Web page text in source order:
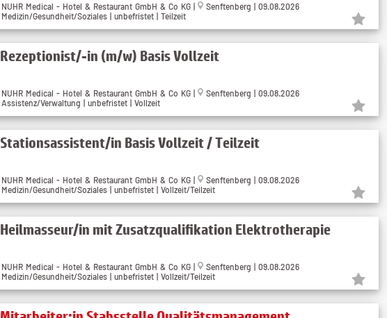
NUHR Medical - Hotel & Restaurant GmbH & Co KG | Senftenberg | 09.08.2026
Medizin/Gesundheit/Soziales | unbefristet | Teilzeit
Rezeptionist/-in (m/w) Basis Vollzeit
NUHR Medical - Hotel & Restaurant GmbH & Co KG | Senftenberg | 09.08.2026
Assistenz/Verwaltung | unbefristet | Vollzeit
Stationsassistent/in Basis Vollzeit / Teilzeit
NUHR Medical - Hotel & Restaurant GmbH & Co KG | Senftenberg | 09.08.2026
Medizin/Gesundheit/Soziales | unbefristet | Vollzeit/Teilzeit
Heilmasseur/in mit Zusatzqualifikation Elektrotherapie
NUHR Medical - Hotel & Restaurant GmbH & Co KG | Senftenberg | 09.08.2026
Medizin/Gesundheit/Soziales | unbefristet | Vollzeit/Teilzeit